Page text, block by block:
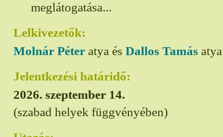
meglátogatása...
Lelkivezetők:
Molnár Péter atya és Dallos Tamás atya
Jelentkezési határidő:
2026. szeptember 14.
(szabad helyek függvényében)